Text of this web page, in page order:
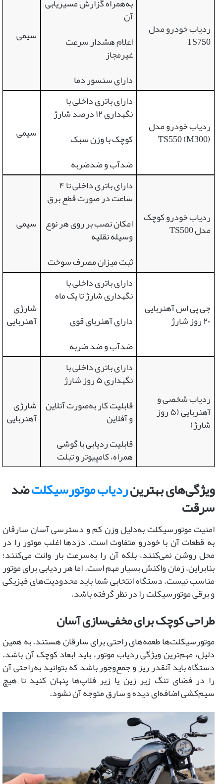
سیمی
آن
اعلام هشدار سرعت
غیرمجاز
دارای سنسور دما
ردیاب خودرو مدل
TS750
سیمی
دارای باتری داخلی با
نگهداری ۱۲ درصد شارژ
کوچک با وزن سبک
ضدآب و ضدضربه
ردیاب خودرو مدل
TS550 (M300)
سیمی
دارای باتری داخلی تا ۴
ساعت در صورت قطع برق
امکان نصب بر روی هر نوع
وسیله نقلیه
ثبت میزان مصرف سوخت
ردیاب خودرو کوچک
مدل TS500
شارژی
آهنربایی
دارای باتری داخلی با
نگهداری شارژ تا یک ماه
دارای آهنربای قوی
ضدآب و ضد ضربه
جی پی اس آهنربایی
۲۰ روز شارژ
شارژی
آهنربایی
دارای باتری داخلی با
نگهداری ۵ روز شارژ
قابلیت کار به‌صورت آنلاین
و آفلاین
قابلیت ردیابی با گوشی
همراه، کامپیوتر و تبلت
ردیاب شخصی و
آهنربایی (۵ روز
شارژ)
ویژگی‌های بهترینردیاب موتورسیکلتضد
سرقت
امنیت موتورسیکلت به‌دلیل وزن کم و دسترسی آسان سارقان
به قطعات آن با خودرو متفاوت است. دزدها اغلب موتور را در
محل روشن نمی‌کنند، بلکه آن را به‌سرعت بار وانت می‌کنند؛
بنابراین، زمان واکنش بسیار مهم است. اما هر ردیابی برای موتور
مناسب نیست، دستگاه انتخابی شما باید محدودیت‌های فیزیکی
و برقی موتورسیکلت را در نظر گرفته باشد.
طراحی کوچک برای مخفی‌سازی آسان
موتورسیکلت‌ها طعمه‌های راحتی برای سارقان هستند. به همین
دلیل، مهم‌ترین ویژگی ردیاب موتور، باید ابعاد کوچک آن باشد.
دستگاه باید آنقدر ریز و جمع‌وجور باشد که بتوانید به‌راحتی آن
را در فضای تنگ زیر زین یا زیر فلاپ‌ها پنهان کنید تا هیچ
سیم‌کشی اضافه‌ای دیده و سارق متوجه آن نشود.